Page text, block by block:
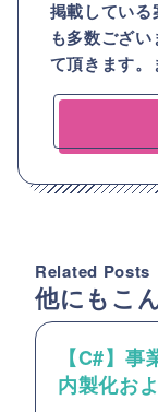
掲載してい
も多数ござ
て頂きます。
Related Posts
他にもこ
【C#】
内製化お